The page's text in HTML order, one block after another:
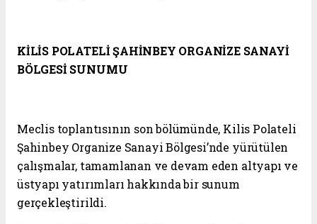
KİLİS POLATELİ ŞAHİNBEY ORGANİZE SANAYİ
BÖLGESİ SUNUMU
Meclis toplantısının son bölümünde, Kilis Polateli
Şahinbey Organize Sanayi Bölgesi’nde yürütülen
çalışmalar, tamamlanan ve devam eden altyapı ve
üstyapı yatırımları hakkında bir sunum
gerçekleştirildi.